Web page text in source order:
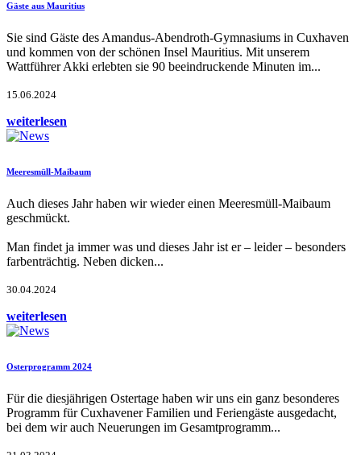
Gäste aus Mauritius
Sie sind Gäste des Amandus-Abendroth-Gymnasiums in Cuxhaven
und kommen von der schönen Insel Mauritius. Mit unserem
Wattführer Akki erlebten sie 90 beeindruckende Minuten im...
15.06.2024
weiterlesen
Meeresmüll-Maibaum
Auch dieses Jahr haben wir wieder einen Meeresmüll-Maibaum
geschmückt.
Man findet ja immer was und dieses Jahr ist er – leider – besonders
farbenträchtig. Neben dicken...
30.04.2024
weiterlesen
Osterprogramm 2024
Für die diesjährigen Ostertage haben wir uns ein ganz besonderes
Programm für Cuxhavener Familien und Feriengäste ausgedacht,
bei dem wir auch Neuerungen im Gesamtprogramm...